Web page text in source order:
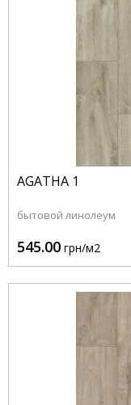
AGATHA 1
бытовой линолеум
545.00 грн/м2